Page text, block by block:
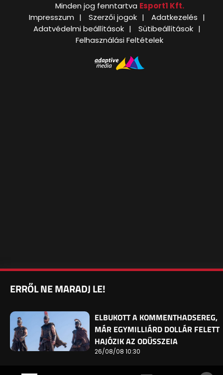
Minden jog fenntartva Esport1 Kft.
Impresszum
Szerzői jogok
Adatkezelés
Adatvédelmi beállítások
Sütibeállítások
Felhasználási Feltételek
ERRŐL NE MARADJ LE!
ELBUKOTT A KOMMENTHADSEREG,
MÁR EGYMILLIÁRD DOLLÁR FELETT
HAJÓZIK AZ ODÜSSZEIA
26/08/08 10:30